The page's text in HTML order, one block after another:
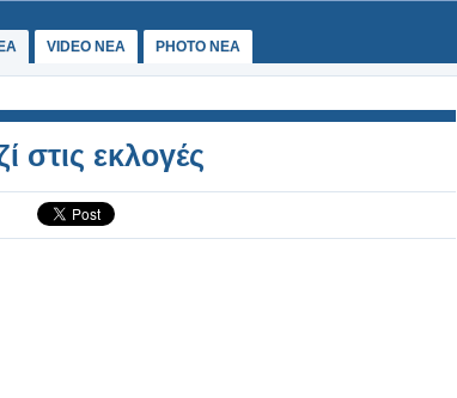
VIDEO NEA PHOTO NEA
στις εκλογές